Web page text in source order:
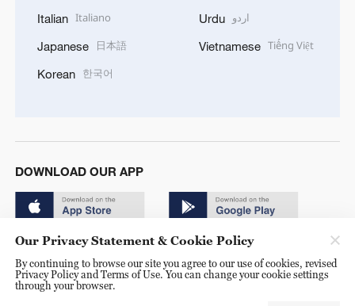
Italian Italiano
Japanese 日本語
Korean 한국어
Urdu اردو
Vietnamese Tiếng Việt
DOWNLOAD OUR APP
© China Radio International.CRI. All Rights Reserved. 16A
Our Privacy Statement & Cookie Policy
By continuing to browse our site you agree to our use of cookies, revised
Privacy Policy and Terms of Use. You can change your cookie settings
through your browser.